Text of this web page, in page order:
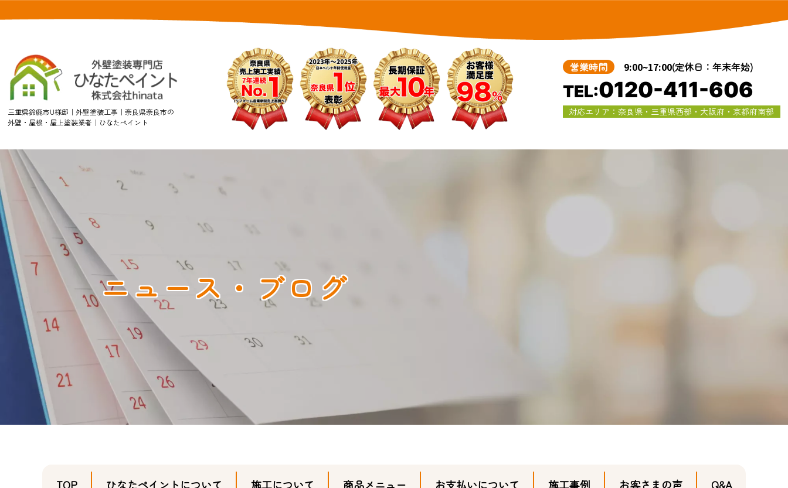
三重県鈴鹿市U様邸｜外壁塗装工事｜奈良県奈良市の
外壁・屋根・屋上塗装業者｜ひなたペイント
営業時間 9:00~17:00(定休日：年末年始)
TEL:0120-411-606
対応エリア：奈良県・三重県西部・大阪府・京都府南部
ニュース・ブログ
TOP ひなたペイントについて 施工について 商品メニュー お支払いについて 施工事例 お客さまの声 Q&A